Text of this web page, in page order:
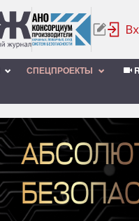
СПЕЦПРОЕКТЫ